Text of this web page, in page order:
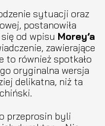
sytuacji oraz
postanowiła
od wpisu Morey’a
zawierające
to również spotkało
oryginalna wersja
delikatna, niż ta
przeprosin byli